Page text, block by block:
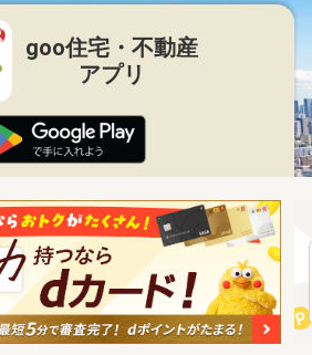
goo住宅・不動産
アプリ